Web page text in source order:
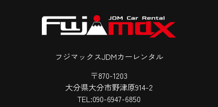
フジマックスJDMカーレンタル
〒870-1203
大分県大分市野津原914-2
TEL:090-6947-6850